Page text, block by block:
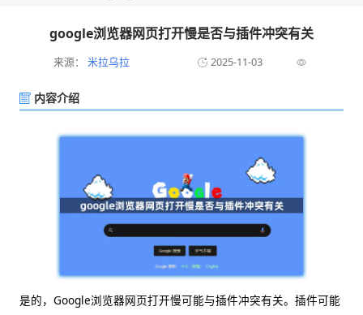
google浏览器网页打开慢是否与插件冲突有关
来源： 米拉乌拉 2025-11-03
内容介绍
是的，Google浏览器网页打开慢可能与插件冲突有关。插件可能